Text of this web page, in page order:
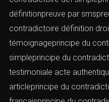
définitionpreuve par
contradictoire définition
témoignageprincipe du
simpleprincipe du
testimoniale acte
articleprincipe du